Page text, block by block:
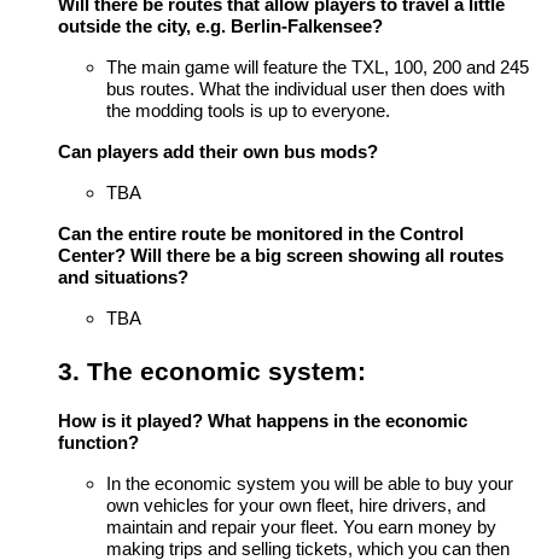
Will there be routes that allow players to travel a little
outside the city, e.g. Berlin-Falkensee?
The main game will feature the TXL, 100, 200 and 245
bus routes. What the individual user then does with
the modding tools is up to everyone.
Can players add their own bus mods?
TBA
Can the entire route be monitored in the Control
Center? Will there be a big screen showing all routes
and situations?
TBA
3. The economic system:
How is it played? What happens in the economic
function?
In the economic system you will be able to buy your
own vehicles for your own fleet, hire drivers, and
maintain and repair your fleet. You earn money by
making trips and selling tickets, which you can then